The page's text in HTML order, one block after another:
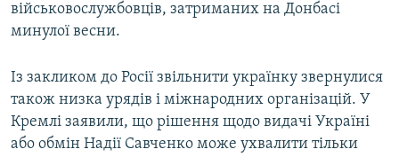
військовослужбовців, затриманих на Донбасі
минулої весни.
Із закликом до Росії звільнити українку звернулися
також низка урядів і міжнародних організацій. У
Кремлі заявили, що рішення щодо видачі Україні
або обмін Надії Савченко може ухвалити тільки